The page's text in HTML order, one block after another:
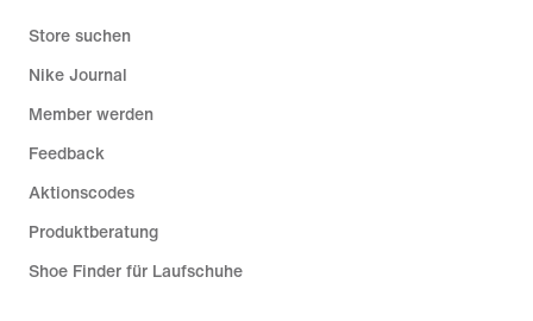
Store suchen
Nike Journal
Member werden
Feedback
Aktionscodes
Produktberatung
Shoe Finder für Laufschuhe